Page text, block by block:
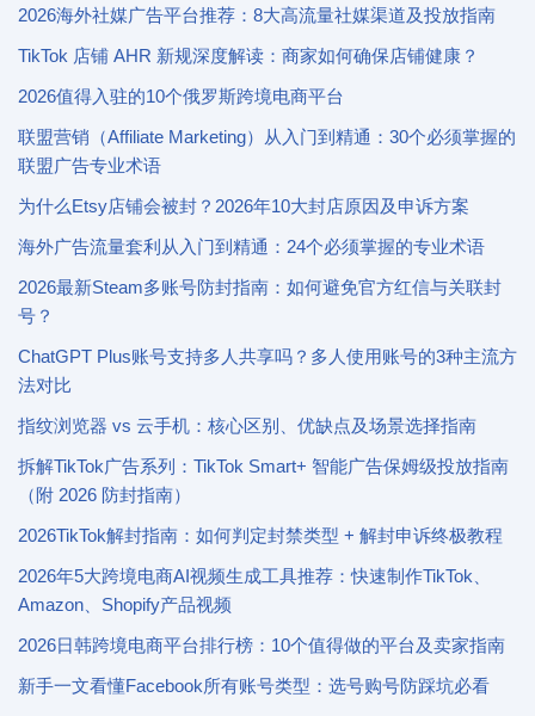
2026海外社媒广告平台推荐：8大高流量社媒渠道及投放指南
TikTok 店铺 AHR 新规深度解读：商家如何确保店铺健康？
2026值得入驻的10个俄罗斯跨境电商平台
联盟营销（Affiliate Marketing）从入门到精通：30个必须掌握的
联盟广告专业术语
为什么Etsy店铺会被封？2026年10大封店原因及申诉方案
海外广告流量套利从入门到精通：24个必须掌握的专业术语
2026最新Steam多账号防封指南：如何避免官方红信与关联封
号？
ChatGPT Plus账号支持多人共享吗？多人使用账号的3种主流方
法对比
指纹浏览器 vs 云手机：核心区别、优缺点及场景选择指南
拆解TikTok广告系列：TikTok Smart+ 智能广告保姆级投放指南
（附 2026 防封指南）
2026TikTok解封指南：如何判定封禁类型 + 解封申诉终极教程
2026年5大跨境电商AI视频生成工具推荐：快速制作TikTok、
Amazon、Shopify产品视频
2026日韩跨境电商平台排行榜：10个值得做的平台及卖家指南
新手一文看懂Facebook所有账号类型：选号购号防踩坑必看